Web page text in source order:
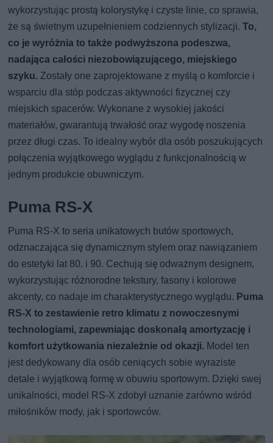
wykorzystując prostą kolorystykę i czyste linie, co sprawia,
że są świetnym uzupełnieniem codziennych stylizacji.To,
co je wyróżnia to także podwyższona podeszwa,
nadająca całości niezobowiązującego, miejskiego
szyku. Zostały one zaprojektowane z myślą o komforcie i
wsparciu dla stóp podczas aktywności fizycznej czy
miejskich spacerów. Wykonane z wysokiej jakości
materiałów, gwarantują trwałość oraz wygodę noszenia
przez długi czas. To idealny wybór dla osób poszukujących
połączenia wyjątkowego wyglądu z funkcjonalnością w
jednym produkcie obuwniczym.
Puma RS-X
Puma RS-X to seria unikatowych butów sportowych,
odznaczająca się dynamicznym stylem oraz nawiązaniem
do estetyki lat 80. i 90. Cechują się odważnym designem,
wykorzystując różnorodne tekstury, fasony i kolorowe
akcenty, co nadaje im charakterystycznego wyglądu. Puma
RS-X to zestawienie retro klimatu z nowoczesnymi
technologiami, zapewniając doskonałą amortyzację i
komfort użytkowania niezależnie od okazji. Model ten
jest dedykowany dla osób ceniących sobie wyraziste
detale i wyjątkową formę w obuwiu sportowym. Dzięki swej
unikalności, model RS-X zdobył uznanie zarówno wśród
miłośników mody, jak i sportowców.